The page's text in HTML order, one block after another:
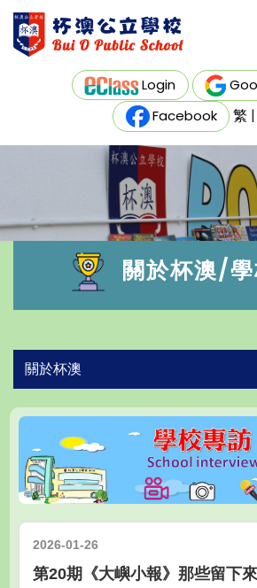
Login
Facebook
繁 |
關於杯澳/
關於杯澳
2026-01-26
第20期《大嶼小報》那些留下